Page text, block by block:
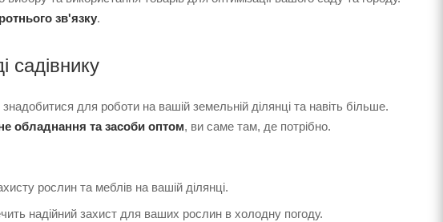
зв'язку.
садівнику
для роботи на вашій земельній ділянці та навіть більше.
обладнання та засоби оптом, ви саме там, де потрібно.
рослин та меблів на вашій ділянці.
надійний захист для ваших рослин в холодну погоду.